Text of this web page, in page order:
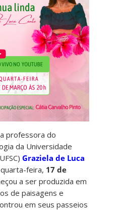
professora do
da Universidade
Graziela de Luca
feira, 17 de
a ser produzida em
de paisagens e
em seus passeios